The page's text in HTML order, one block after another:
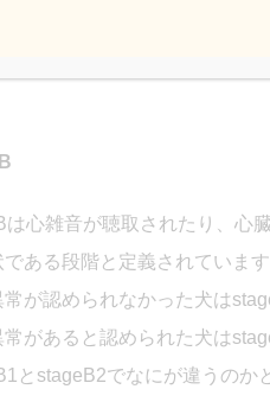
での発症報告が多く、5歳を
は心雑音が聴取されたり、心
である段階と定義されていま
常が認められなかった犬は
常があると認められた犬は
とstageB2でなにが違うのか